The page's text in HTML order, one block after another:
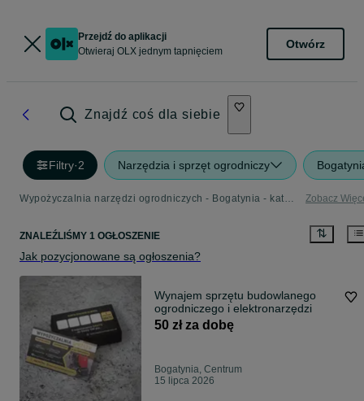
Przejdź do aplikacji
Otwieraj OLX jednym tapnięciem
Otwórz
Znajdź coś dla siebie
Filtry·2 Narzędzia i sprzęt ogrodniczy
Wypożyczalnia narzędzi ogrodniczych - Bogatynia - kategoria Narzędzia i Sprzęt Ogrodniczy Zobacz
ZNALEŹLIŚMY 1 OGŁOSZENIE
Jak pozycjonowane są ogłoszenia?
Wynajem sprzętu budowlanego
ogrodniczego i elektronarzędzi
50 zł za dobę
Bogatynia, Centrum
15 lipca 2026